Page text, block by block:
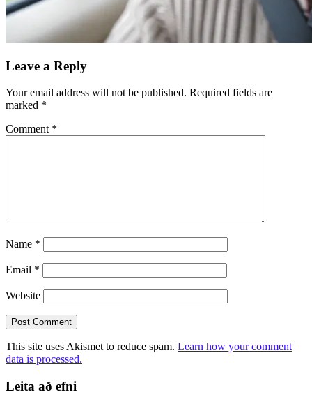
Reader
Leave a Reply
Your email address will not be published. Required fields are
marked *
Comment *
Name *
Email *
Website
This site uses Akismet to reduce spam. Learn how your comment
data is processed.
Primary
Leita að efni